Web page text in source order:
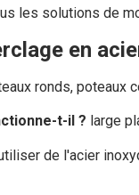
les solutions de
en
ronds, poteaux
t-il ? large
de l'acier